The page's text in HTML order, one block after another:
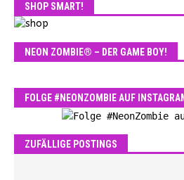
SHOP SMART!
NEON ZOMBIE® – DER GAME BOY!
FOLGE #NEONZOMBIE AUF
ZUFÄLLIGE POSTINGS